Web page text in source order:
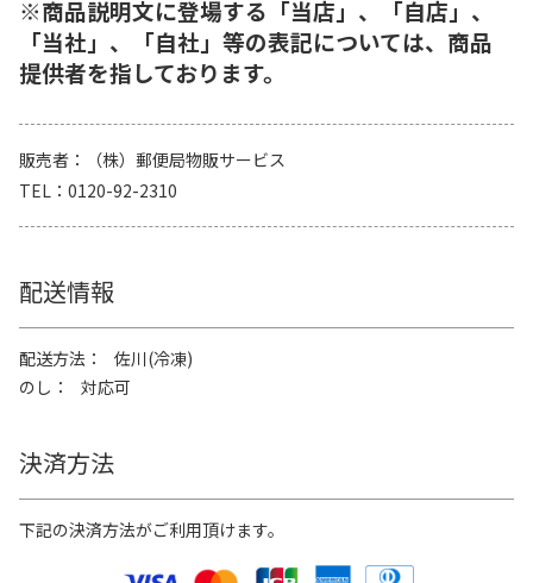
※商品説明文に登場する「当店」、「自店」、
「当社」、「自社」等の表記については、商品
提供者を指しております。
販売者
（株）郵便局物販サービス
TEL
0120-92-2310
配送情報
配送方法
佐川(冷凍)
のし
対応可
決済方法
下記の決済方法がご利用頂けます。